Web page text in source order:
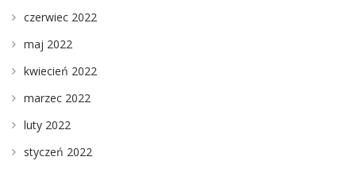
czerwiec 2022
maj 2022
kwiecień 2022
marzec 2022
luty 2022
styczeń 2022